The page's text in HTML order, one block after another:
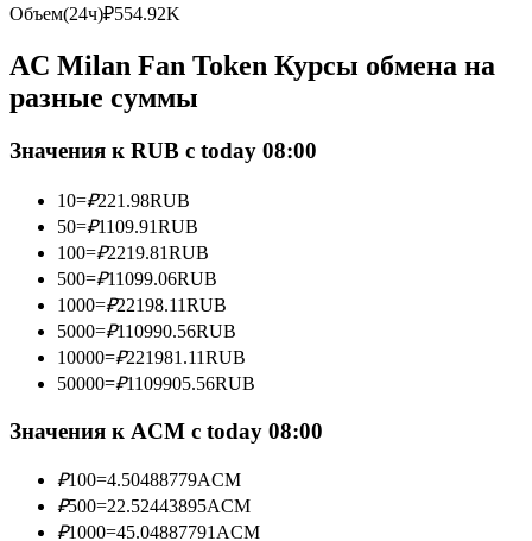
Станьте копи-трейдером
Наслаждайтесь распределением прибыли и комиссиями
за копи-трейдинг
Информация
Объем(24ч)₽554.92K
AC Milan Fan Token Курсы обмена на
разные суммы
Значения к RUB с today 08:00
10=₽221.98RUB
50=₽1109.91RUB
100=₽2219.81RUB
500=₽11099.06RUB
1000=₽22198.11RUB
5000=₽110990.56RUB
10000=₽221981.11RUB
50000=₽1109905.56RUB
Значения к ACM с today 08:00
₽100=4.50488779ACM
₽500=22.52443895ACM
₽1000=45.04887791 ACM